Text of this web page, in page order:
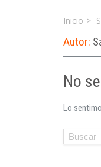
Inicio
Autor:
No
Lo